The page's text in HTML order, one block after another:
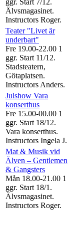
Älvsmagasinet.
Instructors Roger.
Teater "Livet är
underbart"
Fre 19.00-22.00 1
ggr. Start 11/12.
Stadsteatern,
Götaplatsen.
Instructors Anders.
Julshow Vara
konserthus
Fre 15.00-00.00 1
ggr. Start 18/12.
Vara konserthus.
Instructors Ingela J.
Mat & Musik vid
Älven – Gentlemen
& Gangsters
Mån 18.00-21.00 1
ggr. Start 18/1 .
Älvsmagasinet.
Instructors Roger.